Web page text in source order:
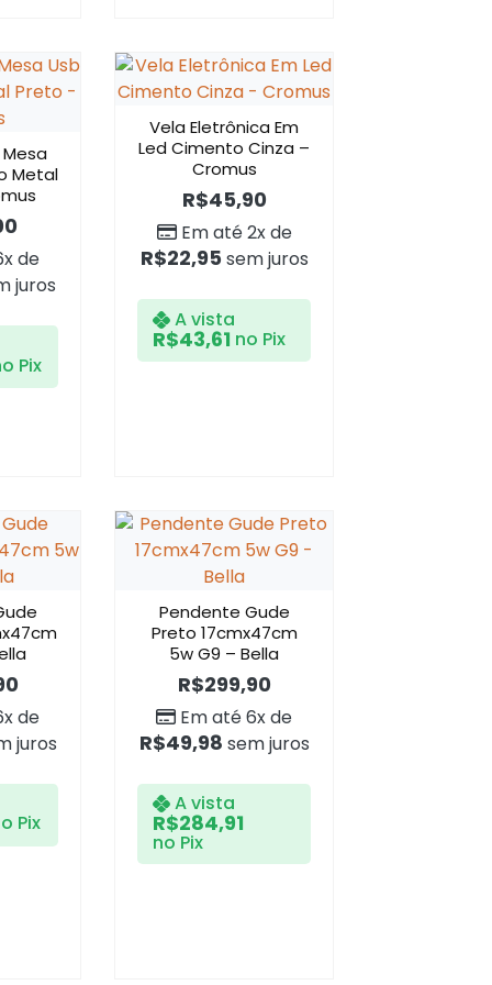
Metal
de
juros
Pix
Vela Eletrônica Em
Led Cimento Cinza –
Cromus
R$45,90
Em até 2x de
R$22,95 sem juros
A vista
R$43,61 no Pix
de
juros
Pix
Pendente Gude
Preto 17cmx47cm
5w G9 – Bella
R$299,90
Em até 6x de
R$49,98 sem juros
A vista
R$284,91
no Pix